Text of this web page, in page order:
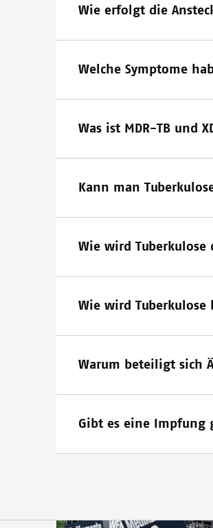
Wie erfolgt die
Welche Symptome
Was ist MDR-TB und
Kann man
Wie wird Tuberkulose
Wie wird Tuberkulose
Warum beteiligt sich
Gibt es eine Impfung